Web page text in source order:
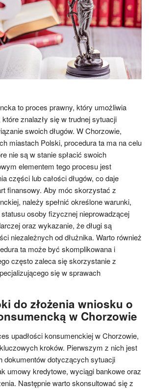
to proces prawny, który umożliwia
znalazły się w trudnej sytuacji
swoich długów. W Chorzowie,
miastach Polski, procedura ta ma na celu
nie są w stanie spłacić swoich
elementem tego procesu jest
części lub całości długów, co daje
finansowy. Aby móc skorzystać z
należy spełnić określone warunki,
osoby fizycznej nieprowadzącej
oraz wykazanie, że długi są
niezależnych od dłużnika. Warto również
ta może być skomplikowana i
często zaleca się skorzystanie z
się w sprawach
do złożenia wniosku o
w Chorzowie
upadłości konsumenckiej w Chorzowie,
kroków. Pierwszym z nich jest
dokumentów dotyczących sytuacji
umowy kredytowe, wyciągi bankowe oraz
Następnie warto skonsultować się z